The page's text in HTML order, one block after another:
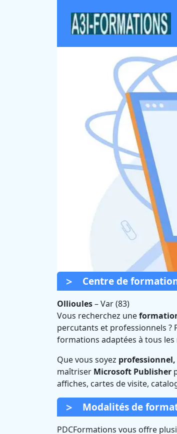
Centre de
Ollioules–Var (83)
Vous recherchez une
percutants et professionnels ?
formations adaptées à tous les
Que vous soyez
maîtriser Microsoft Publisher
affiches, cartes de visite,
Modalités de
PDCFormations vous offre